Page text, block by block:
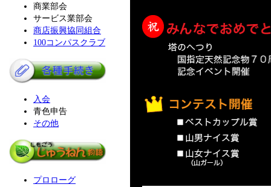
商業部会
サービス業部会
商店振興協同組合
100コンパスクラブ
入会
青色申告
その他
プロローグ